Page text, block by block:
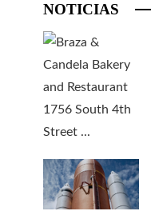
NOTICIAS